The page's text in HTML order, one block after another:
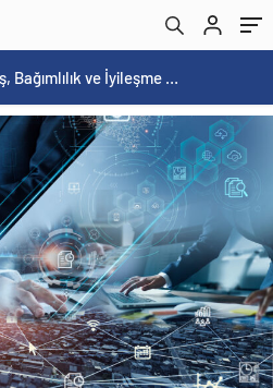
Bakan Göktaş, Bağımlılık ve İyileşme Konulu Kadın Forumu’nda konuştu: